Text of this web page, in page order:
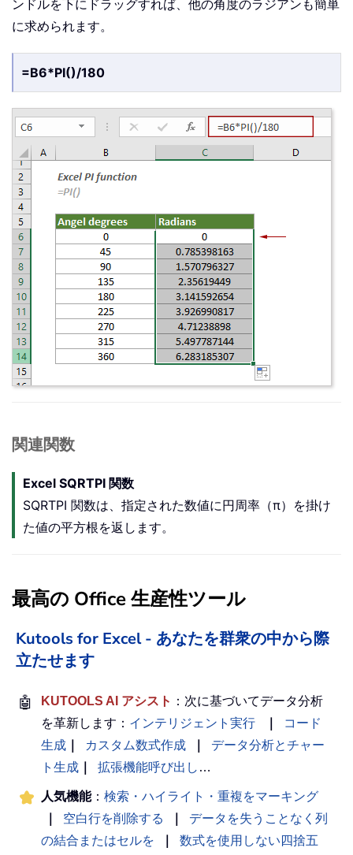
ンドルを下にドラッグすれば、他の角度のラジアンも簡単
に求められます。
=B6*PI()/180
関連関数
Excel SQRTPI 関数
SQRTPI 関数は、指定された数値に円周率（π）を掛け
た値の平方根を返します。
最高の Office 生産性ツール
Kutools for Excel - あなたを群衆の中から際
立たせます
🤖 KUTOOLS AI アシスト ：次に基づいてデータ分析
を革新します： インテリジェント実行
コード
生成
カスタム数式作成
データ分析とチャー
ト生成
拡張機能呼び出し …
人気機能： 検索・ハイライト・重複をマーキング
空白行を削除する
データを失うことなく列
の結合またはセルを
数式を使用しない四捨五